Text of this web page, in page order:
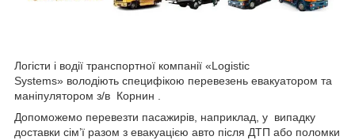
Логісти і водії транспортної компанії «Logistic
Systems» володіють специфікою перевезень евакуатором та
маніпулятором з/в Корнин .
Допоможемо перевезти пасажирів, наприклад, у випадку
доставки сім’ї разом з евакуацією авто після ДТП або поломки